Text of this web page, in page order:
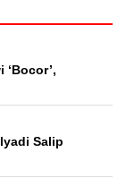
Salip